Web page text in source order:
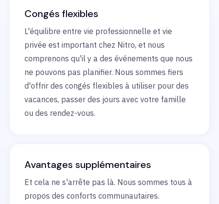
Congés flexibles
L'équilibre entre vie professionnelle et vie
privée est important chez Nitro, et nous
comprenons qu'il y a des événements que nous
ne pouvons pas planifier. Nous sommes fiers
d'offrir des congés flexibles à utiliser pour des
vacances, passer des jours avec votre famille
ou des rendez-vous.
Avantages supplémentaires
Et cela ne s'arrête pas là. Nous sommes tous à
propos des conforts communautaires.